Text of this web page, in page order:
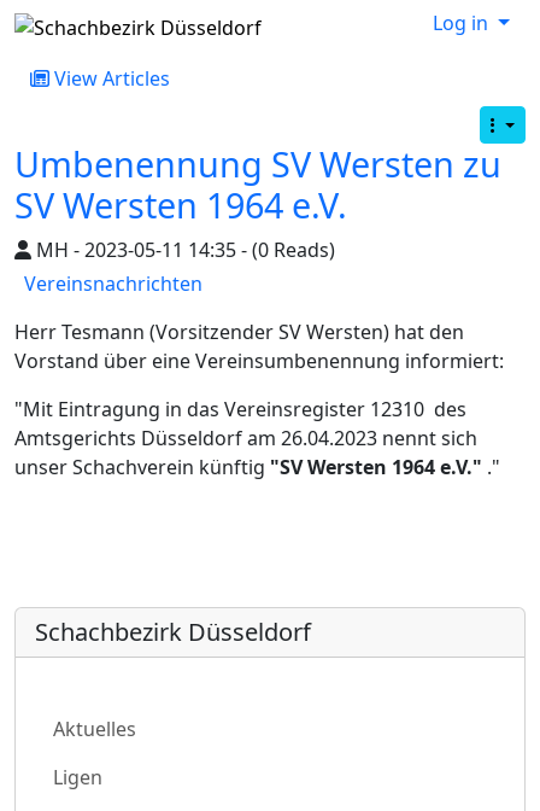
Log in
View Articles
Umbenennung SV Wersten zu
SV Wersten 1964 e.V.
MH - 2023-05-11 14:35 - (0 Reads)
Vereinsnachrichten
Herr Tesmann (Vorsitzender SV Wersten) hat den
Vorstand über eine Vereinsumbenennung informiert:
"Mit Eintragung in das Vereinsregister 12310 des
Amtsgerichts Düsseldorf am 26.04.2023 nennt sich
unser Schachverein künftig "SV Wersten 1964 e.V." ."
Schachbezirk Düsseldorf
Aktuelles
Ligen